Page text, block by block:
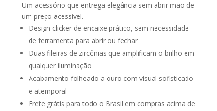
Um acessório que entrega elegância sem abrir mão de
um preço acessível.
Design clicker de encaixe prático, sem necessidade
de ferramenta para abrir ou fechar
Duas fileiras de zircônias que amplificam o brilho em
qualquer iluminação
Acabamento folheado a ouro com visual sofisticado
e atemporal
Frete grátis para todo o Brasil em compras acima de